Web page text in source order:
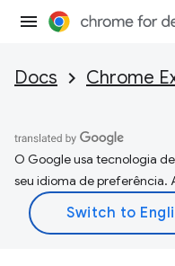
Docs Chrome
O Google usa tecnologia
seu idioma de preferência.